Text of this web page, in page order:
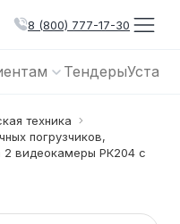
8 (800) 777-17-30
Тендеры
техника
погрузчиков,
2 видеокамеры РК204 с